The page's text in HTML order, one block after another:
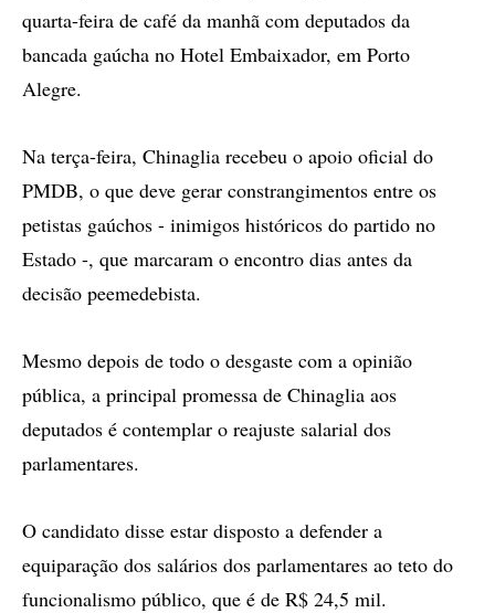
quarta-feira de café da manhã com deputados da
bancada gaúcha no Hotel Embaixador, em Porto
Alegre.
Na terça-feira, Chinaglia recebeu o apoio oficial do
PMDB, o que deve gerar constrangimentos entre os
petistas gaúchos - inimigos históricos do partido no
Estado -, que marcaram o encontro dias antes da
decisão peemedebista.
Mesmo depois de todo o desgaste com a opinião
pública, a principal promessa de Chinaglia aos
deputados é contemplar o reajuste salarial dos
parlamentares.
O candidato disse estar disposto a defender a
equiparação dos salários dos parlamentares ao teto do
funcionalismo público, que é de R$ 24,5 mil.